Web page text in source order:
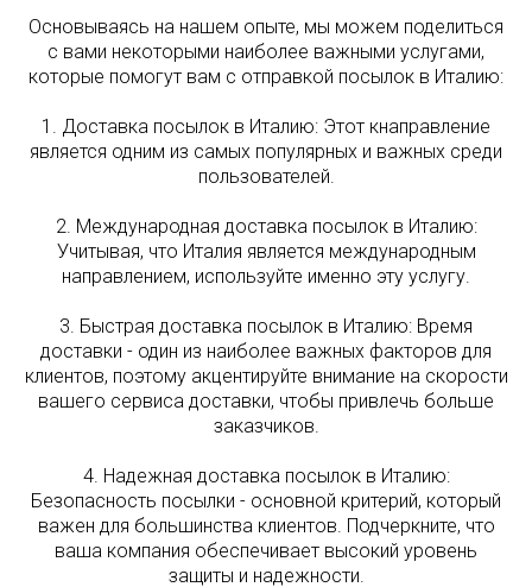
Основываясь на нашем опыте, мы можем поделиться
с вами некоторыми наиболее важными услугами,
которые помогут вам с отправкой посылок в Италию:
1. Доставка посылок в Италию: Этот кнаправление
является одним из самых популярных и важных среди
пользователей.
2. Международная доставка посылок в Италию:
Учитывая, что Италия является международным
направлением, используйте именно эту услугу.
3. Быстрая доставка посылок в Италию: Время
доставки - один из наиболее важных факторов для
клиентов, поэтому акцентируйте внимание на скорости
вашего сервиса доставки, чтобы привлечь больше
заказчиков.
4. Надежная доставка посылок в Италию:
Безопасность посылки - основной критерий, который
важен для большинства клиентов. Подчеркните, что
ваша компания обеспечивает высокий уровень
защиты и надежности.